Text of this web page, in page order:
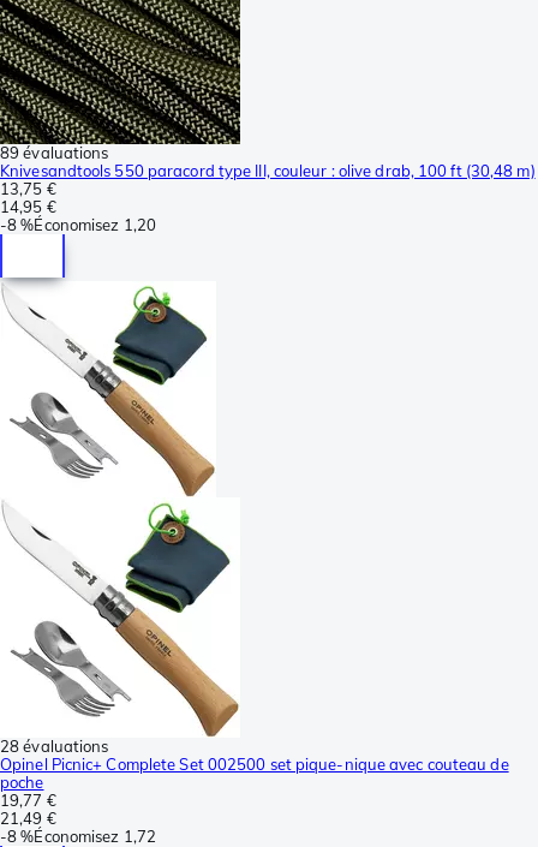
89 évaluations
Knivesandtools 550 paracord type III, couleur : olive drab, 100 ft (30,48 m)
13,75 €
14,95 €
-8 %Économisez 1,20
28 évaluations
Opinel Picnic+ Complete Set 002500 set pique-nique avec couteau de
poche
19,77 €
21,49 €
-8 %Économisez 1,72